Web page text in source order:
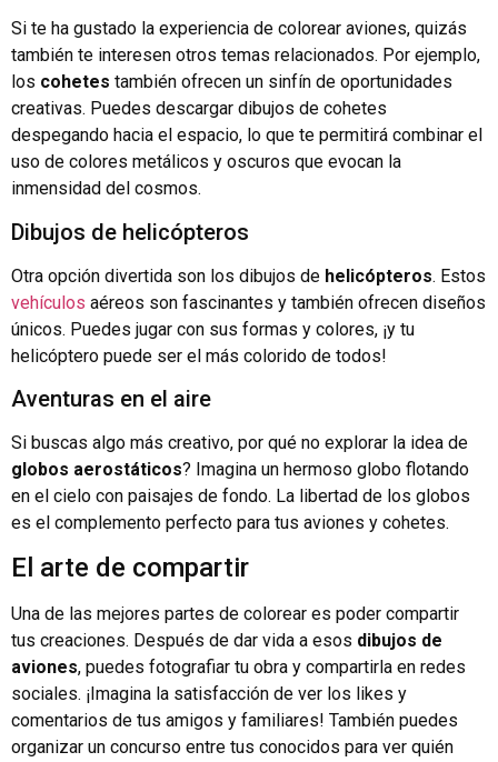
Si te ha gustado la experiencia de colorear aviones, quizás
también te interesen otros temas relacionados. Por ejemplo,
los cohetes también ofrecen un sinfín de oportunidades
creativas. Puedes descargar dibujos de cohetes
despegando hacia el espacio, lo que te permitirá combinar el
uso de colores metálicos y oscuros que evocan la
inmensidad del cosmos.
Dibujos de helicópteros
Otra opción divertida son los dibujos de helicópteros. Estos
vehículos aéreos son fascinantes y también ofrecen diseños
únicos. Puedes jugar con sus formas y colores, ¡y tu
helicóptero puede ser el más colorido de todos!
Aventuras en el aire
Si buscas algo más creativo, por qué no explorar la idea de
globos aerostáticos? Imagina un hermoso globo flotando
en el cielo con paisajes de fondo. La libertad de los globos
es el complemento perfecto para tus aviones y cohetes.
El arte de compartir
Una de las mejores partes de colorear es poder compartir
tus creaciones. Después de dar vida a esos dibujos de
aviones, puedes fotografiar tu obra y compartirla en redes
sociales. ¡Imagina la satisfacción de ver los likes y
comentarios de tus amigos y familiares! También puedes
organizar un concurso entre tus conocidos para ver quién